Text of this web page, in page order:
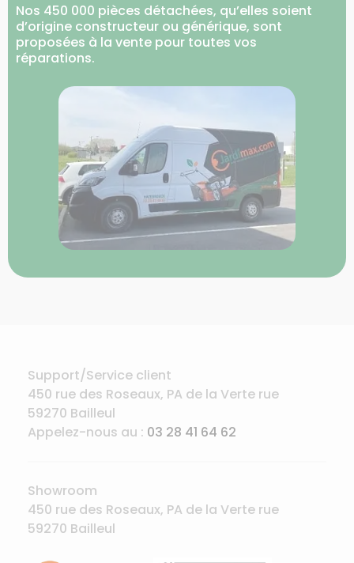
Nos 450 000 pièces détachées, qu’elles soient
d’origine constructeur ou générique, sont
proposées à la vente pour toutes vos
réparations.
Support/Service client
450 rue des Roseaux, PA de la Verte rue
59270 Bailleul
Appelez-nous au : 03 28 41 64 62
Showroom
450 rue des Roseaux, PA de la Verte rue
59270 Bailleul